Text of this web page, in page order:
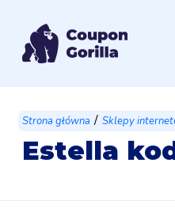
Strona główna / Sklepy
Estella